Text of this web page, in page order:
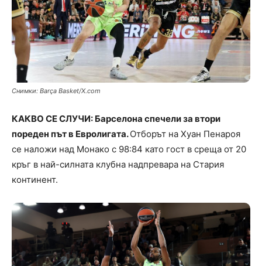
Снимки: Barça Basket/X.com
КАКВО СЕ СЛУЧИ: Барселона спечели за втори
пореден път в Евролигата.Отборът на Хуан Пенароя
се наложи над Монако с 98:84 като гост в среща от 20
кръг в най-силната клубна надпревара на Стария
континент.